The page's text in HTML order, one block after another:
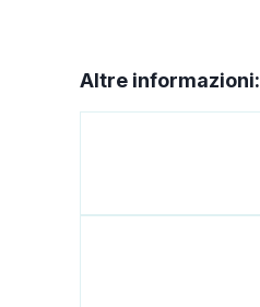
Altre informazioni: